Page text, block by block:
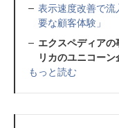
表示速度改善で
要な顧客体験」
エクスペディア‎
リカのユニコー
もっと読む